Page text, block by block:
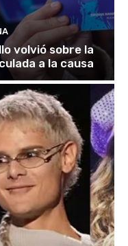
volvió sobre la
a la causa